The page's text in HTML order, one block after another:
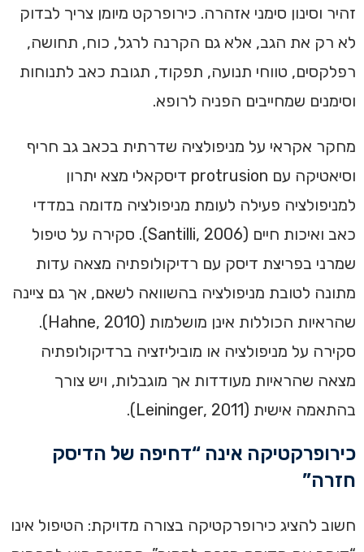
זהיר וסינון סימני אזהרה. כירופרקט מיומן צריך לבדוק
לא רק את הגב, אלא גם הקרנה לרגל, כוח, תחושה,
רפלקסים, טווחי תנועה, תפקוד, תגובת כאב לתנוחות
וסימנים שמחייבים הפניה לרופא.
מחקר אקראי על מניפולציה שדרתית בכאב גב חריף
וסיאטיקה עם protrusion דיסקאלי מצא יתרון
למניפולציה פעילה לעומת מניפולציה מדומה במדדי
כאב ואיכות חיים (Santilli, 2006). סקירה על טיפול
שמרני בפריצת דיסק עם רדיקולופתיה מצאה עדות
מתונה לטובת מניפולציה בהשוואה לשאם, אך גם ציינה
שהראיות הכוללות אינן מושלמות (Hahne, 2010).
סקירה על מניפולציה או מוביליזציה ברדיקולופתיה
מצאה שהראיות מעודדות אך מוגבלות, ויש צורך
בהתאמה אישית (Leininger, 2011).
כירופרקטיקה אינה “דחיפה של הדיסק
חזרה”
חשוב להציג כירופרקטיקה בצורה מדויקת: הטיפול אינו